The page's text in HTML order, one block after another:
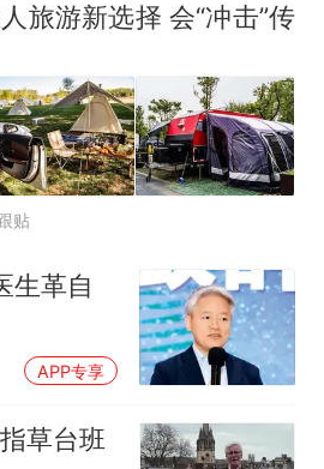
旅游新选择 会“冲击”传
贴
生革自
APP专享
草台班